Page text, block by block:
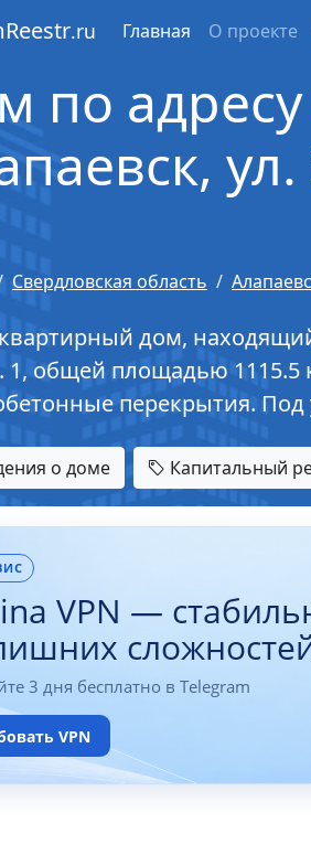
.ru Главная О проекте
по
Свердловская область
дом,
1, общей площадью 1115.5
перекрытия.
о доме Капитальный
VPN —
3 дня бесплатно в Telegram
VPN